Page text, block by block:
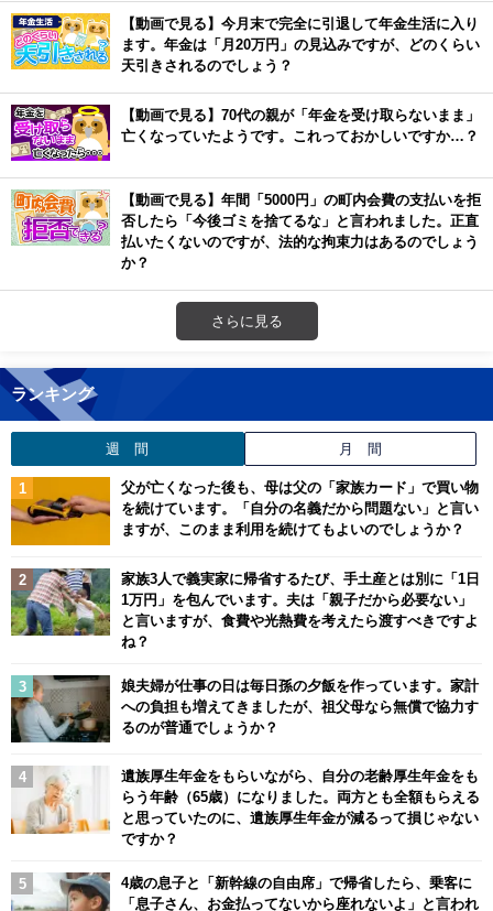
【動画で見る】今月末で完全に引退して年金生活に入り
ます。年金は「月20万円」の見込みですが、どのくらい
天引きされるのでしょう？
【動画で見る】70代の親が「年金を受け取らないまま」
亡くなっていたようです。これっておかしいですか…？
【動画で見る】年間「5000円」の町内会費の支払いを拒
否したら「今後ゴミを捨てるな」と言われました。正直
払いたくないのですが、法的な拘束力はあるのでしょう
か？
さらに見る
ランキング
週 間 月 間
父が亡くなった後も、母は父の「家族カード」で買い物
を続けています。「自分の名義だから問題ない」と言い
ますが、このまま利用を続けてもよいのでしょうか？
家族3人で義実家に帰省するたび、手土産とは別に「1日
1万円」を包んでいます。夫は「親子だから必要ない」
と言いますが、食費や光熱費を考えたら渡すべきですよ
ね？
娘夫婦が仕事の日は毎日孫の夕飯を作っています。家計
への負担も増えてきましたが、祖父母なら無償で協力す
るのが普通でしょうか？
遺族厚生年金をもらいながら、自分の老齢厚生年金をも
らう年齢（65歳）になりました。両方とも全額もらえる
と思っていたのに、遺族厚生年金が減るって損じゃない
ですか？
4歳の息子と「新幹線の自由席」で帰省したら、乗客に
「息子さん、お金払ってないから座れないよ」と言われ